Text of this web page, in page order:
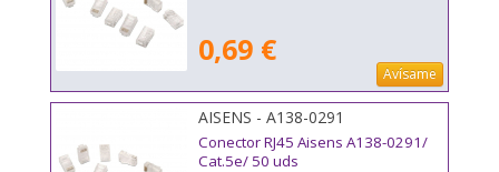
0,69 €
Avísame
AISENS - A138-0291
Conector RJ45 Aisens A138-0291/
Cat.5e/ 50 uds